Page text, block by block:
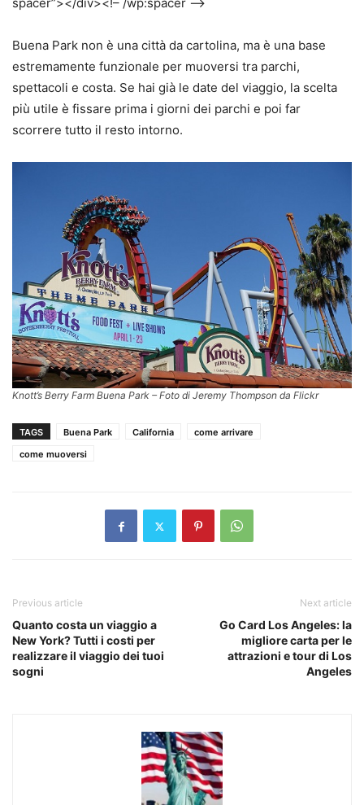
Buena Park non è una città da cartolina, ma è una base
estremamente funzionale per muoversi tra parchi,
spettacoli e costa. Se hai già le date del viaggio, la scelta
più utile è fissare prima i giorni dei parchi e poi far
scorrere tutto il resto intorno.
Knott’s Berry Farm Buena Park – Foto di Jeremy Thompson da Flickr
TAGS Buena Park California
come arrivare
come muoversi
Previous article
Quanto costa un viaggio a
New York? Tutti i costi per
realizzare il viaggio dei tuoi
sogni
Next article
Go Card Los Angeles: la
migliore carta per le
attrazioni e tour di Los
Angeles